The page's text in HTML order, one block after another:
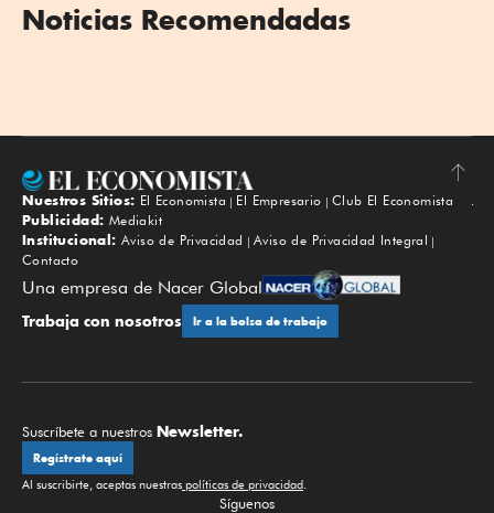
Noticias Recomendadas
Subir
Nuestros Sitios: El Economista El Empresario
Club El Economista
Publicidad: Mediakit
Institucional: Aviso de Privacidad
Aviso de Privacidad Integral
Contacto
Una empresa de Nacer Global
Trabaja con nosotros Ir a la bolsa de trabajo
Suscríbete a nuestros Newsletter.
Regístrate aquí
Al suscribirte, aceptas nuestras políticas de privacidad.
Síguenos